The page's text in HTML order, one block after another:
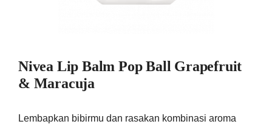
Nivea Lip Balm Pop Ball Grapefruit
& Maracuja
Lembapkan bibirmu dan rasakan kombinasi aroma